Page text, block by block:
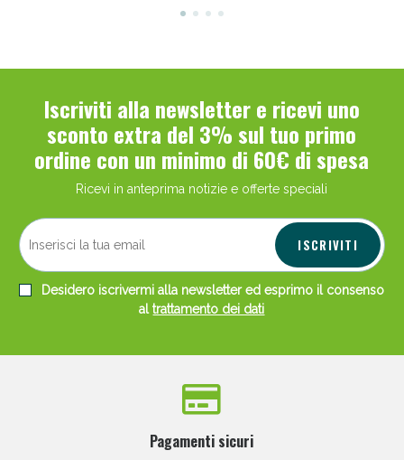
Iscriviti alla newsletter e ricevi uno
sconto extra del 3% sul tuo primo
ordine con un minimo di 60€ di spesa
Ricevi in anteprima notizie e offerte speciali
ISCRIVITI
Desidero iscrivermi alla newsletter ed esprimo il consenso
altrattamento dei dati
Pagamenti sicuri
Scopri le offerte di Oggi